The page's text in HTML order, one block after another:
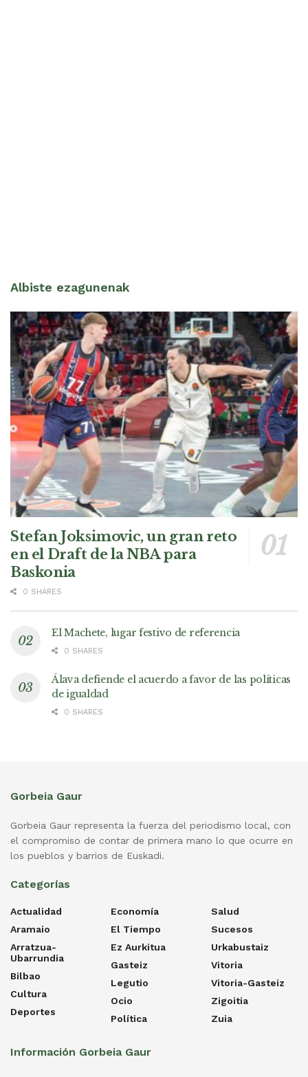
Albiste ezagunenak
Stefan Joksimovic, un gran reto
en el Draft de la NBA para
Baskonia
0 SHARES
El Machete, lugar festivo de referencia
0 SHARES
Álava defiende el acuerdo a favor de las políticas
de igualdad
0 SHARES
Gorbeia Gaur
Gorbeia Gaur representa la fuerza del periodismo local, con
el compromiso de contar de primera mano lo que ocurre en
los pueblos y barrios de Euskadi.
Categorías
Actualidad
Aramaio
Arratzua-
Ubarrundia
Bilbao
Cultura
Deportes
Economía
El Tiempo
Ez Aurkitua
Gasteiz
Legutio
Ocio
Política
Salud
Sucesos
Urkabustaiz
Vitoria
Vitoria-Gasteiz
Zigoitia
Zuia
Información Gorbeia Gaur